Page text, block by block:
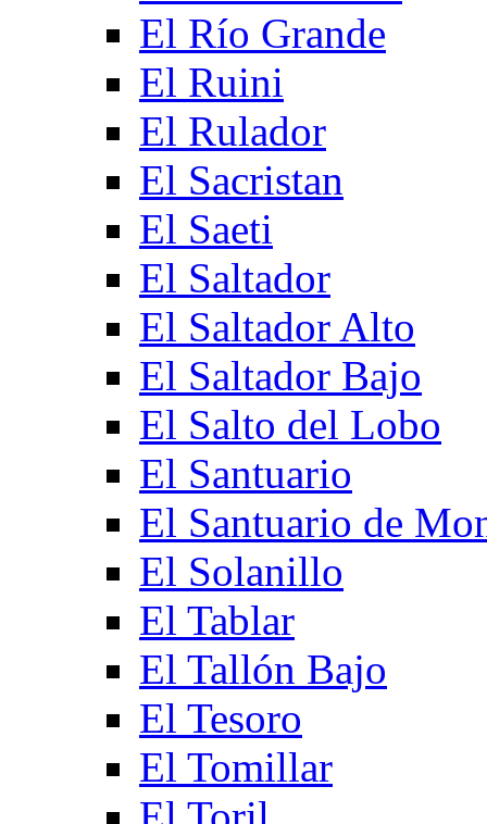
El Río Grande
El Ruini
El Rulador
El Sacristan
El Saeti
El Saltador
El Saltador Alto
El Saltador Bajo
El Salto del Lobo
El Santuario
El Santuario de
El Solanillo
El Tablar
El Tallón Bajo
El Tesoro
El Tomillar